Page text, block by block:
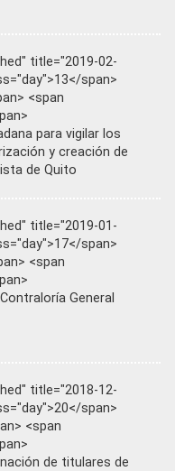
title="2019-02-
span>
<span
para vigilar los
y creación de
de Quito
title="2019-01-
span>
<span
General
title="2018-12-
span>
<span
de titulares de